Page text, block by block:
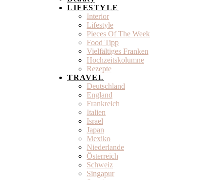
LIFESTYLE
Interior
Lifestyle
Pieces Of The Week
Food Tipp
Vielfältiges Franken
Hochzeitskolumne
Rezepte
TRAVEL
Deutschland
England
Frankreich
Italien
Israel
Japan
Mexiko
Niederlande
Österreich
Schweiz
Singapur